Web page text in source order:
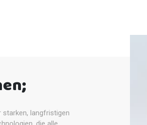
starken, langfristigen